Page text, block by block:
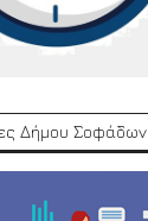
Δήμου Σοφάδων